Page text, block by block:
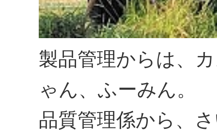
製品管理からは、
ゃん、ふーみん。
品質管理係から、